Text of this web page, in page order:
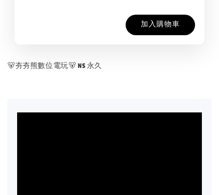
加入購物車
🐻夯夯熊數位電玩🐻 NS 永久